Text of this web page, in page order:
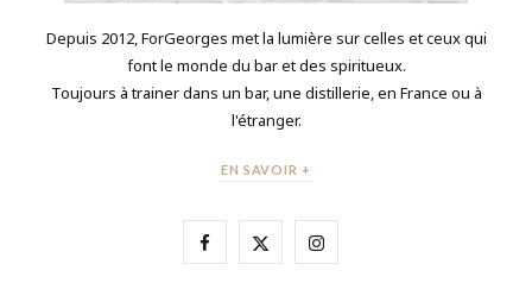
Depuis 2012, ForGeorges met la lumière sur celles et ceux qui
font le monde du bar et des spiritueux.
Toujours à trainer dans un bar, une distillerie, en France ou à
l'étranger.
EN SAVOIR +
F X I